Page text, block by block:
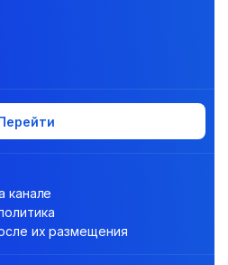
канале
их размещения